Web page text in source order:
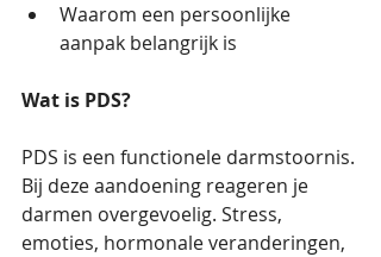
Waarom een persoonlijke
aanpak belangrijk is
Wat is PDS?
PDS is een functionele darmstoornis.
Bij deze aandoening reageren je
darmen overgevoelig. Stress,
emoties, hormonale veranderingen,